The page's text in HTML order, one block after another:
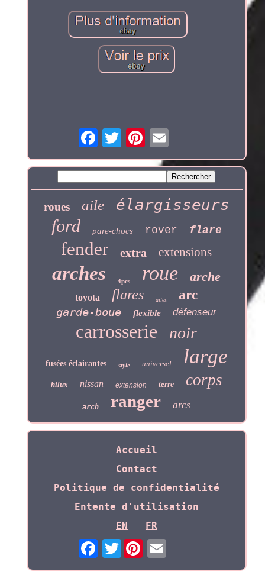
roues aile élargisseurs
ford pare-chocs rover flare
fender extra extensions
arches 4pcs roue arche
toyota flares ailes arc
garde-boue flexible défenseur
carrosserie noir
fusées éclairantes style universel large
hilux nissan extension terre corps
arch ranger arcs
Accueil
Contact
Politique de confidentialité
Entente d'utilisation
EN
FR
Twitter